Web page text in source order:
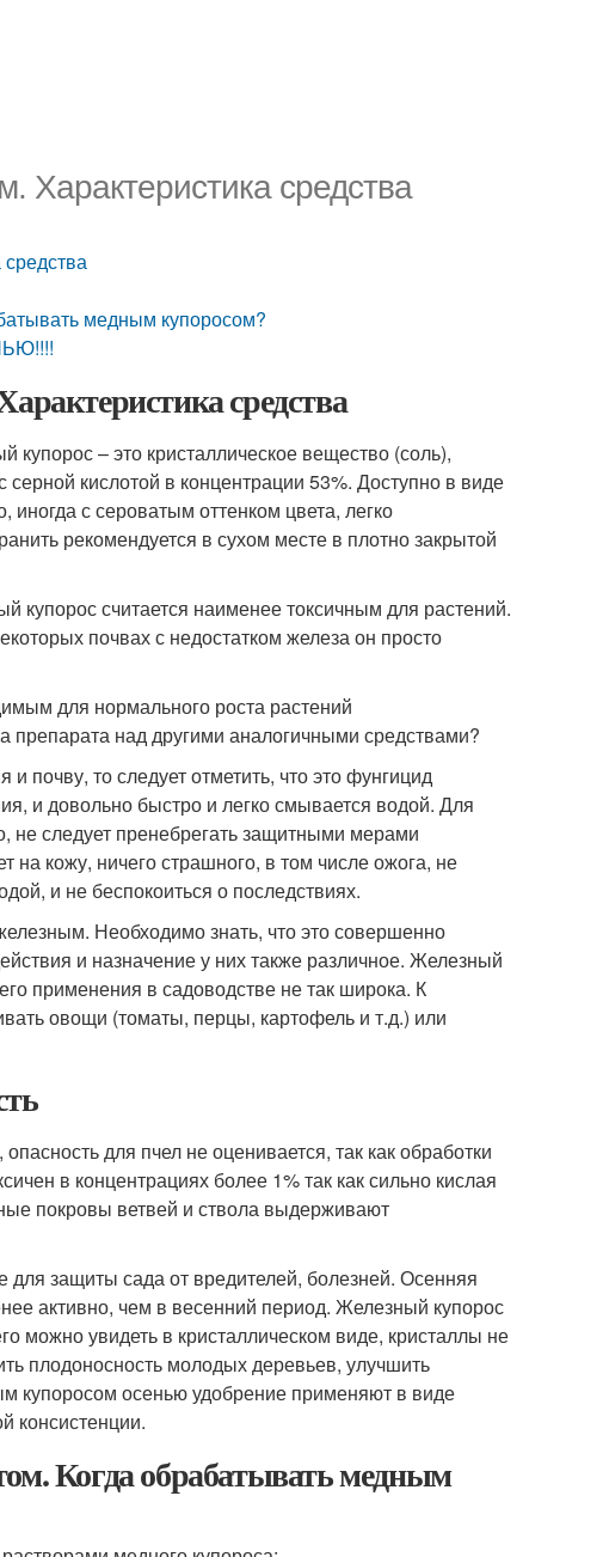
Характеристика средства
медным купоросом?
средства
– это кристаллическое вещество (соль),
кислотой в концентрации 53%. Доступно в виде
иногда с сероватым оттенком цвета, легко
рекомендуется в сухом месте в плотно закрытой
считается наименее токсичным для растений.
почвах с недостатком железа он просто
для нормального роста растений
над другими аналогичными средствами?
почву, то следует отметить, что это фунгицид
и довольно быстро и легко смывается водой. Для
не следует пренебрегать защитными мерами
на кожу, ничего страшного, в том числе ожога, не
и не беспокоиться о последствиях.
Необходимо знать, что это совершенно
и назначение у них также различное. Железный
применения в садоводстве не так широка. К
овощи (томаты, перцы, картофель и т.д.) или
для пчел не оценивается, так как обработки
в концентрациях более 1% так как сильно кислая
покровы ветвей и ствола выдерживают
защиты сада от вредителей, болезней. Осенняя
активно, чем в весенний период. Железный купорос
можно увидеть в кристаллическом виде, кристаллы не
плодоносность молодых деревьев, улучшить
купоросом осенью удобрение применяют в виде
консистенции.
Когда обрабатывать медным